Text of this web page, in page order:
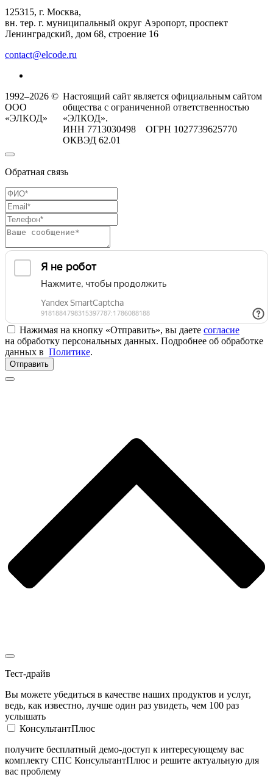
125315, г. Москва,
вн. тер. г. муниципальный округ Аэропорт, проспект
Ленинградский, дом 68, строение 16
contact@elcode.ru
1992–2026 ©
ООО
«ЭЛКОД»
Настоящий сайт является официальным сайтом
общества с ограниченной ответственностью
«ЭЛКОД».
ИНН 7713030498 ОГРН 1027739625770
ОКВЭД 62.01
Обратная связь
Нажимая на кнопку «Отправить», вы даете согласие
на обработку персональных данных. Подробнее об обработке
данных в Политике.
Отправить
Тест-драйв
Вы можете убедиться в качестве наших продуктов и услуг,
ведь, как известно, лучше один раз увидеть, чем 100 раз
услышать
КонсультантПлюс
получите бесплатный демо-доступ к интересующему вас
комплекту СПС КонсультантПлюс и решите актуальную для
вас проблему